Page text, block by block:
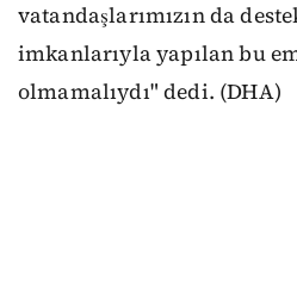
vatandaşlarımızın da
imkanlarıyla yapılan bu
olmamalıydı" dedi. (DHA)